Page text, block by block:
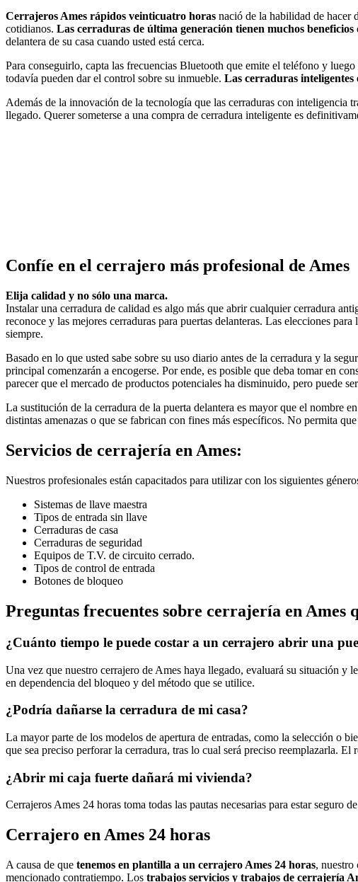
Cerrajeros Ames rápidos veinticuatro horas nació de la habilidad de hacer
cotidianos. Las cerraduras de última generación tienen muchos beneficios
delantera de su casa cuando usted está cerca.
Para conseguirlo, capta las frecuencias Bluetooth que emite el teléfono y
todavía pueden dar el control sobre su inmueble. Las cerraduras inteligentes
Además de la innovación de la tecnología que las cerraduras con inteligencia
llegado. Querer someterse a una compra de cerradura inteligente es
Confíe en el cerrajero más profesional de Ames
Elija calidad y no sólo una marca.
Instalar una cerradura de calidad es algo más que abrir cualquier cerradura
reconoce y las mejores cerraduras para puertas delanteras. Las elecciones
siempre.
Basado en lo que usted sabe sobre su uso diario antes de la cerradura y la
principal comenzarán a encogerse. Por ende, es posible que deba tomar en
parecer que el mercado de productos potenciales ha disminuido, pero puede
La sustitución de la cerradura de la puerta delantera es mayor que el nombre
distintas amenazas o que se fabrican con fines más específicos. No permita
Servicios de cerrajería en Ames:
Nuestros profesionales están capacitados para utilizar con los siguientes
Sistemas de llave maestra
Tipos de entrada sin llave
Cerraduras de casa
Cerraduras de seguridad
Equipos de T.V. de circuito cerrado.
Tipos de control de entrada
Botones de bloqueo
Preguntas frecuentes sobre cerrajería en Ames
¿Cuánto tiempo le puede costar a un cerrajero abrir una
Una vez que nuestro cerrajero de Ames haya llegado, evaluará su situación y
en dependencia del bloqueo y del método que se utilice.
¿Podría dañarse la cerradura de mi casa?
La mayor parte de los modelos de apertura de entradas, como la selección o
que sea preciso perforar la cerradura, tras lo cual será preciso reemplazarla.
¿Abrir mi caja fuerte dañará mi vivienda?
Cerrajeros Ames 24 horas toma todas las pautas necesarias para estar seguro
Cerrajero en Ames 24 horas
A causa de que tenemos en plantilla a un cerrajero Ames 24 horas, nuestro
mencionado contratiempo. Los trabajos servicios y trabajos de cerrajería